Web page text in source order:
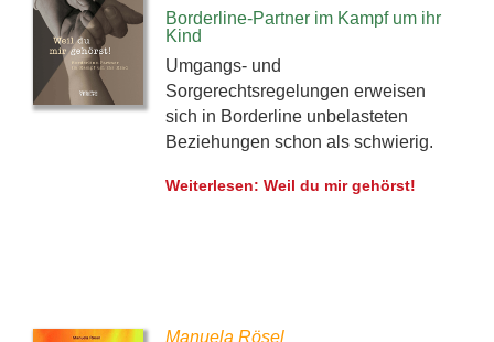
Borderline-Partner im Kampf um ihr
Kind
Umgangs- und
Sorgerechtsregelungen erweisen
sich in Borderline unbelasteten
Beziehungen schon als schwierig.
Weiterlesen: Weil du mir gehörst!
Manuela Rösel